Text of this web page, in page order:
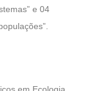
e 04